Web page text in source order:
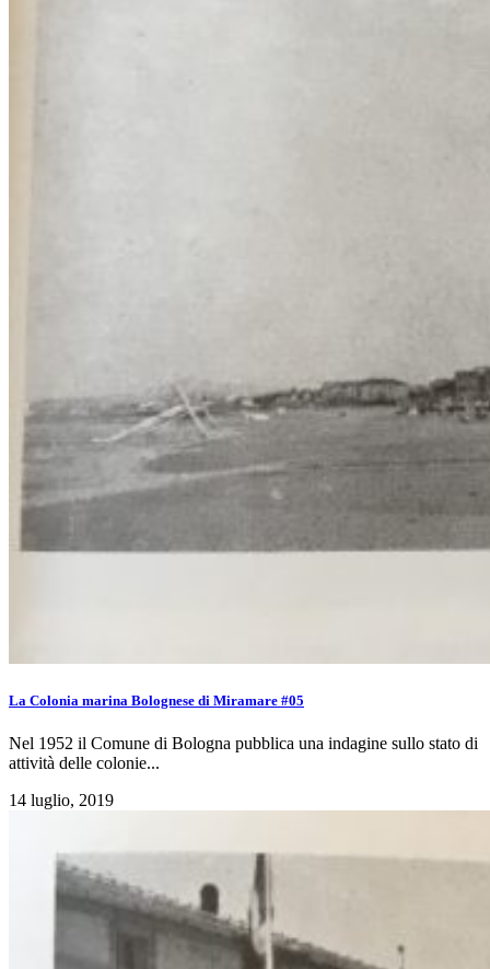
La Colonia marina Bolognese di Miramare #05
Nel 1952 il Comune di Bologna pubblica una indagine sullo stato di
attività delle colonie...
14 luglio, 2019